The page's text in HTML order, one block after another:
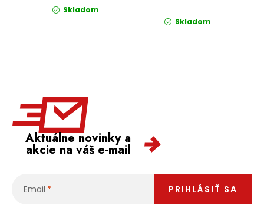
Skladom
Skladom
Aktuálne novinky a
akcie na váš e-mail
Email PRIHLÁSIŤ SA